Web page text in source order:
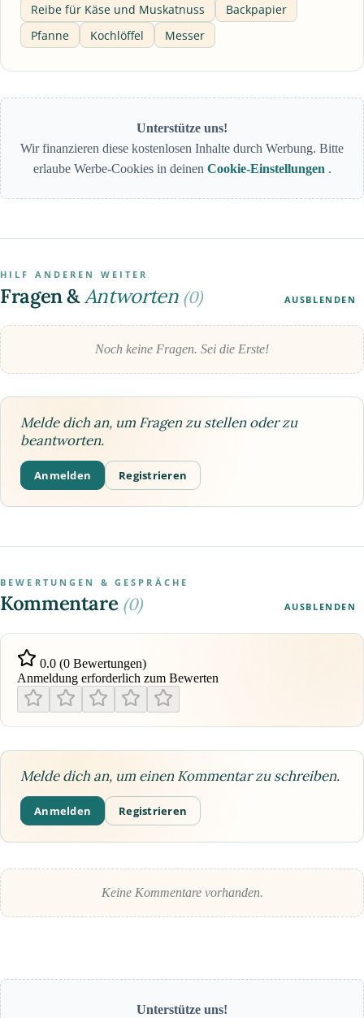
Reibe für Käse und Muskatnuss
Backpapier
Pfanne
Kochlöffel Messer
Unterstütze uns!
Wir finanzieren diese kostenlosen Inhalte durch Werbung. Bitte
erlaube Werbe-Cookies in deinen Cookie-Einstellungen .
HILF ANDEREN WEITER
Fragen &Antworten (0) AUSBLENDEN
Noch keine Fragen. Sei die Erste!
Melde dich an, um Fragen zu stellen oder zu
beantworten.
Anmelden Registrieren
BEWERTUNGEN & GESPRÄCHE
Kommentare (0) AUSBLENDEN
0.0 (0 Bewertungen)
Anmeldung erforderlich zum Bewerten
Melde dich an, um einen Kommentar zu schreiben.
Anmelden Registrieren
Keine Kommentare vorhanden.
Unterstütze uns!